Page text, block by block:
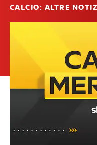
CALCIO: ALTRE